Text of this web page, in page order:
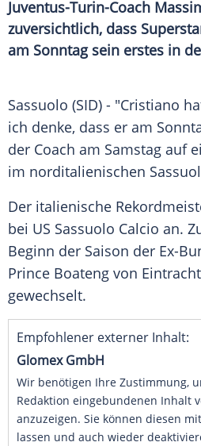
Juventus-Turin-Coach
zuversichtlich, dass
am Sonntag sein erstes in
Sassuolo (SID) - "Cristiano
ich denke, dass er am
der Coach am Samstag auf
im norditalienischen
Der italienische
bei US Sassuolo Calcio an.
Beginn der Saison der Ex-
Prince Boateng von
gewechselt.
Empfohlener externer Inhalt:
Glomex GmbH
Wir benötigen Ihre Zustimmung,
Redaktion eingebundenen Inhalt
anzuzeigen. Sie können diesen
lassen und auch wieder